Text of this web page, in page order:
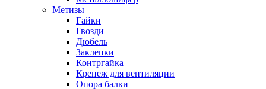
Метизы
Гайки
Гвозди
Дюбель
Заклепки
Контргайка
Крепеж для вентиляции
Опора балки